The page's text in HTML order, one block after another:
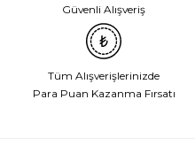
Güvenli Alışveriş
Tüm Alışverişlerinizde
Para Puan Kazanma Fırsatı